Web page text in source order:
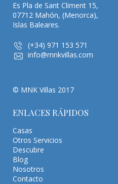
Es Pla de Sant Climent 15,
07712 Mahón, (Menorca),
Islas Baleares.
(+34) 971 153 571
info@mnkvillas.com
© MNK Villas 2017
ENLACES RÁPIDOS
Casas
Otros Servicios
Descubre
Blog
Nosotros
Contacto